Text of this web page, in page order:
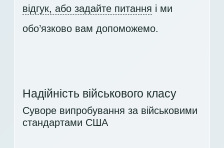
відгук, або задайте питання і ми
обо’язково вам допоможемо.
Надійність військового класу
Суворе випробування за військовими
стандартами США